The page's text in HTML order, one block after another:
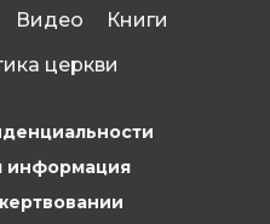
Видео
Книги
церкви
информация